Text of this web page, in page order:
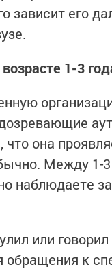
зависит его
1-3
она
Между 1-
наблюдаете
или говорил
обращения к